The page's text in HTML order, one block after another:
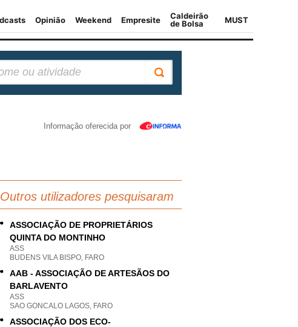
Informação oferecida por
Outros utilizadores pesquisaram
ASSOCIAÇÃO DE PROPRIETÁRIOS
QUINTA DO MONTINHO
ASS
BUDENS VILA BISPO, FARO
AAB - ASSOCIAÇÃO DE ARTESÃOS DO
BARLAVENTO
ASS
SAO GONCALO LAGOS, FARO
ASSOCIAÇÃO DOS ECO-